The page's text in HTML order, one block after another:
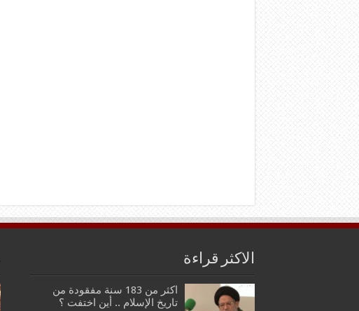
الاكثر قراءة
اكثر من 183 سنة مفقودة من
تاريخ الإسلام .. أين اختفت ؟